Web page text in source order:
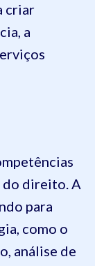
criar
a
do direito. A
para
como o
análise de